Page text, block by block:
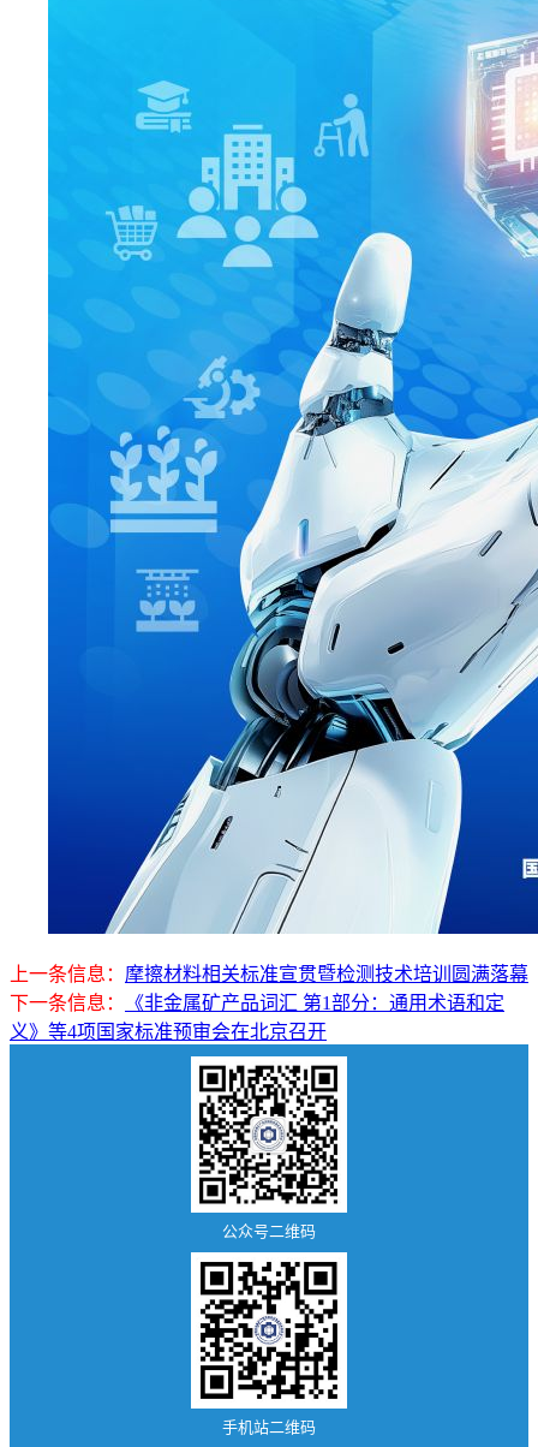
上一条信息： 摩擦材料相关标准宣贯暨检测技术培训圆满落幕
下一条信息：
《非金属矿产品词汇 第1部分：通用术语和定
义》等4项国家标准预审会在北京召开
公众号二维码
手机站二维码